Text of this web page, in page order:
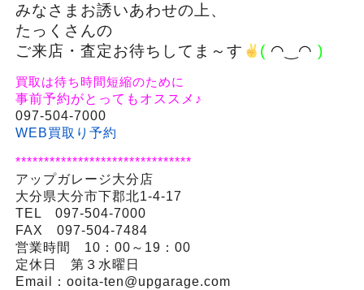
みなさまお誘いあわせの上、
たっくさんの
ご来店・査定お待ちしてま～す
( ◠‿◠ )
買取は待ち時間短縮のために
事前予約がとってもオススメ♪
097-504-7000
WEB買取り予約
*******************************
アップガレージ大分店
大分県大分市下郡北1-4-17
TEL 097-504-7000
FAX 097-504-7484
営業時間 10：00～19：00
定休日 第３水曜日
Email：ooita-ten@upgarage.com